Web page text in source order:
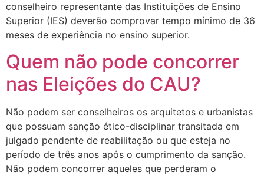
conselheiro representante das Instituições de Ensino
Superior (IES) deverão comprovar tempo mínimo de 36
meses de experiência no ensino superior.
Quem não pode concorrer
nas Eleições do CAU?
Não podem ser conselheiros os arquitetos e urbanistas
que possuam sanção ético-disciplinar transitada em
julgado pendente de reabilitação ou que esteja no
período de três anos após o cumprimento da sanção.
Não podem concorrer aqueles que perderam o